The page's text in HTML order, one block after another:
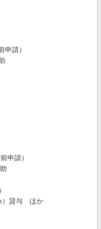
申請）
申請）
）貸与 ほか